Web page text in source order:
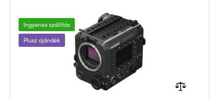
Ingyenes szállítás
Plusz ajándék